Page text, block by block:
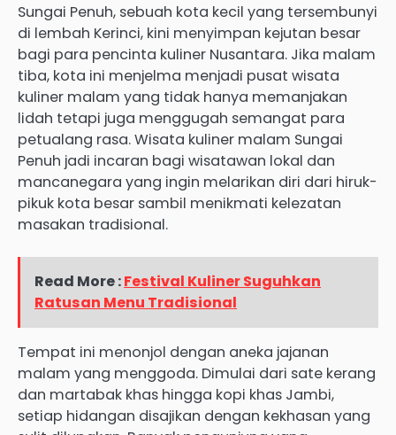
Sungai Penuh, sebuah kota kecil yang tersembunyi
di lembah Kerinci, kini menyimpan kejutan besar
bagi para pencinta kuliner Nusantara. Jika malam
tiba, kota ini menjelma menjadi pusat wisata
kuliner malam yang tidak hanya memanjakan
lidah tetapi juga menggugah semangat para
petualang rasa. Wisata kuliner malam Sungai
Penuh jadi incaran bagi wisatawan lokal dan
mancanegara yang ingin melarikan diri dari hiruk-
pikuk kota besar sambil menikmati kelezatan
masakan tradisional.
Read More :Festival Kuliner Suguhkan
Ratusan Menu Tradisional
Tempat ini menonjol dengan aneka jajanan
malam yang menggoda. Dimulai dari sate kerang
dan martabak khas hingga kopi khas Jambi,
setiap hidangan disajikan dengan kekhasan yang